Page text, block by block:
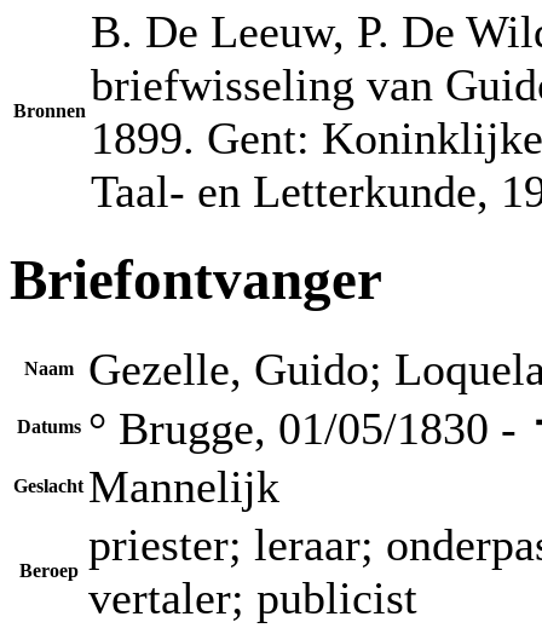
Bronnen
B. De Leeuw, P. De
briefwisseling van
1899. Gent:
Taal- en Letterkunde,
Briefontvanger
Naam Gezelle, Guido;
Datums ° Brugge, 01/05/1830
Geslacht Mannelijk
Beroep
priester; leraar;
vertaler; publicist